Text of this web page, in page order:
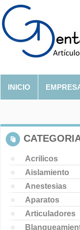
INICIO
Acrilicos
Aislamiento
Anestesias
Aparatos
Articuladores